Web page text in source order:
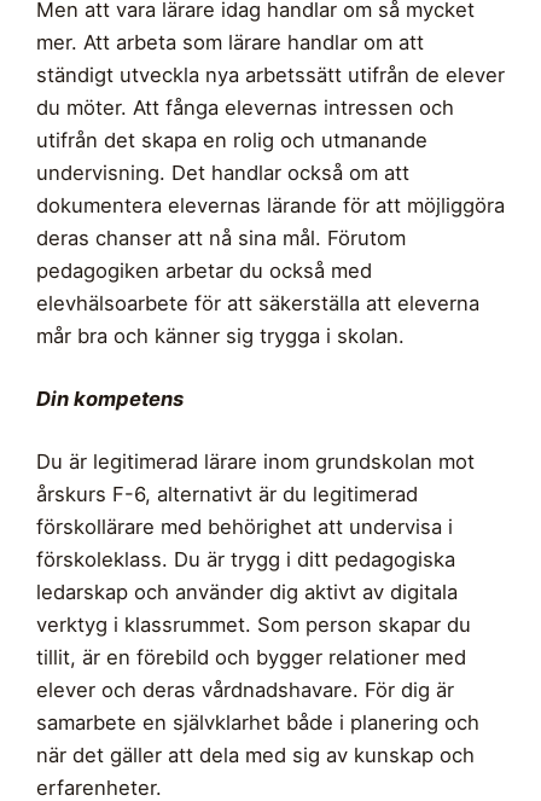
Men att vara lärare idag handlar om så mycket
mer. Att arbeta som lärare handlar om att
ständigt utveckla nya arbetssätt utifrån de elever
du möter. Att fånga elevernas intressen och
utifrån det skapa en rolig och utmanande
undervisning. Det handlar också om att
dokumentera elevernas lärande för att möjliggöra
deras chanser att nå sina mål. Förutom
pedagogiken arbetar du också med
elevhälsoarbete för att säkerställa att eleverna
mår bra och känner sig trygga i skolan.
Din kompetens
Du är legitimerad lärare inom grundskolan mot
årskurs F-6, alternativt är du legitimerad
förskollärare med behörighet att undervisa i
förskoleklass. Du är trygg i ditt pedagogiska
ledarskap och använder dig aktivt av digitala
verktyg i klassrummet. Som person skapar du
tillit, är en förebild och bygger relationer med
elever och deras vårdnadshavare. För dig är
samarbete en självklarhet både i planering och
när det gäller att dela med sig av kunskap och
erfarenheter.